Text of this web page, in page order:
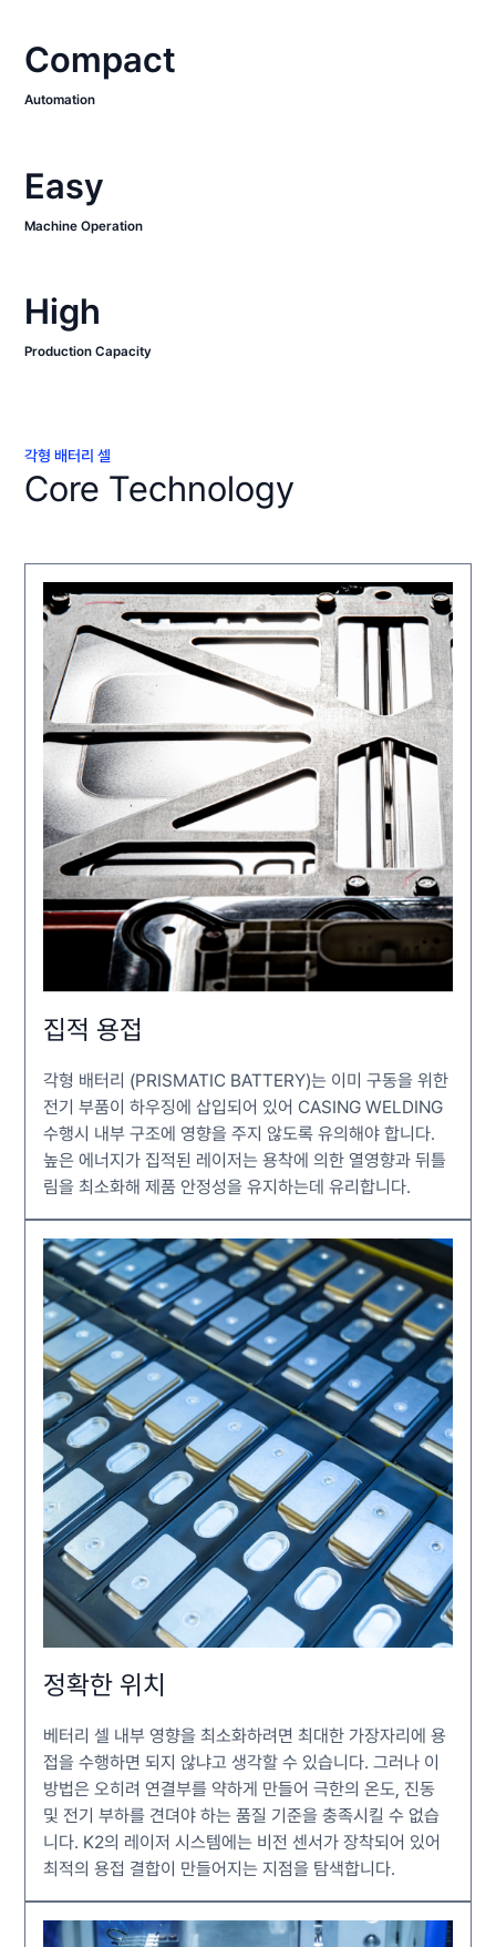
Compact
Automation
Easy
Machine Operation
High
Production Capacity
각형 배터리 셀
Core Technology
집적 용접
각형 배터리 (PRISMATIC BATTERY)는 이미 구동을 위한
전기 부품이 하우징에 삽입되어 있어 CASING WELDING
수행시 내부 구조에 영향을 주지 않도록 유의해야 합니다.
높은 에너지가 집적된 레이저는 용착에 의한 열영향과 뒤틀
림을 최소화해 제품 안정성을 유지하는데 유리합니다.
정확한 위치
베터리 셀 내부 영향을 최소화하려면 최대한 가장자리에 용
접을 수행하면 되지 않냐고 생각할 수 있습니다. 그러나 이
방법은 오히려 연결부를 약하게 만들어 극한의 온도, 진동
및 전기 부하를 견뎌야 하는 품질 기준을 충족시킬 수 없습
니다. K2의 레이저 시스템에는 비전 센서가 장착되어 있어
최적의 용접 결합이 만들어지는 지점을 탐색합니다.